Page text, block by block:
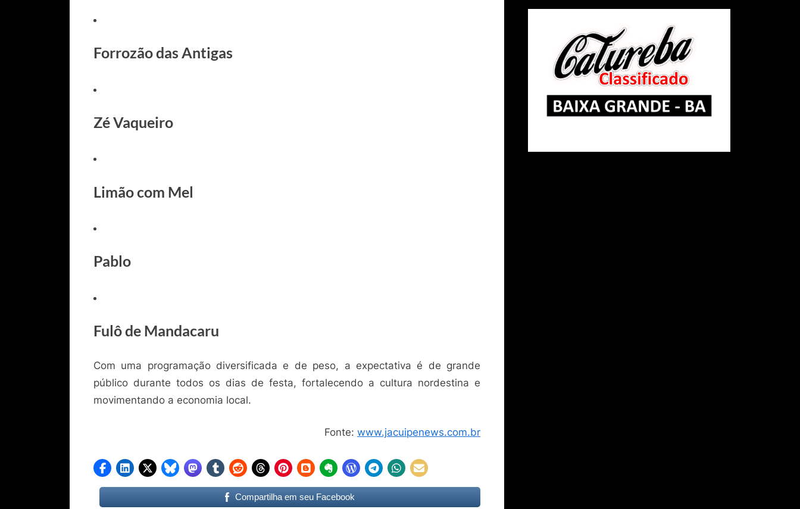
Forrozão das Antigas
Zé Vaqueiro
Limão com Mel
Pablo
Fulô de Mandacaru
Com uma programação diversificada e de peso, a expectativa é de grande
público durante todos os dias de festa, fortalecendo a cultura nordestina e
movimentando a economia local.
Fonte: www.jacuipenews.com.br
Compartilha em seu Facebook